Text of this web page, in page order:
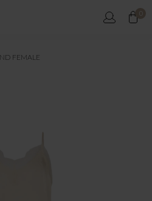
0
FEMALE